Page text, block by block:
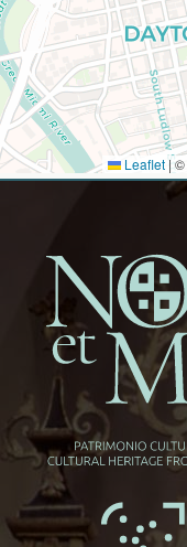
Leaflet|©